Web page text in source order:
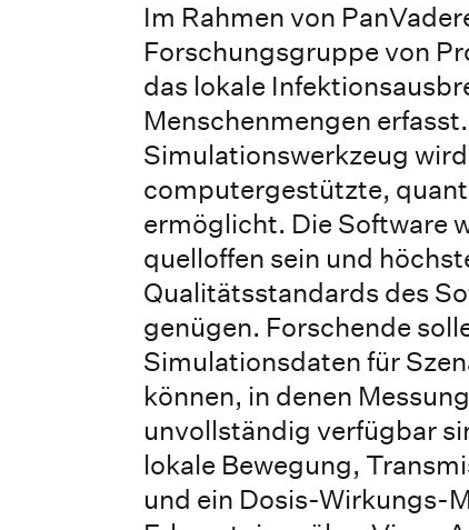
Im Rahmen von
Forschungsgruppe von
das lokale
Menschenmengen
Simulationswerkzeug
computergestützte,
ermöglicht. Die Software
quelloffen sein und
Qualitätsstandards des
genügen. Forschende
Simulationsdaten für
können, in denen
unvollständig verfügbar
lokale Bewegung,
und ein Dosis-Wirkungs-